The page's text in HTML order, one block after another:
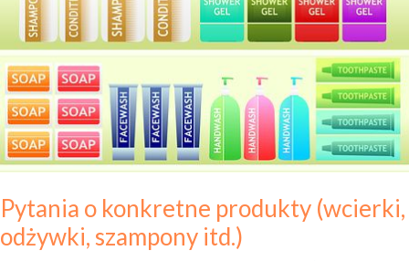
Pytania o konkretne produkty (wcierki,
odżywki, szampony itd.)
(wcierki,
odżywki,
szampony
itd.)